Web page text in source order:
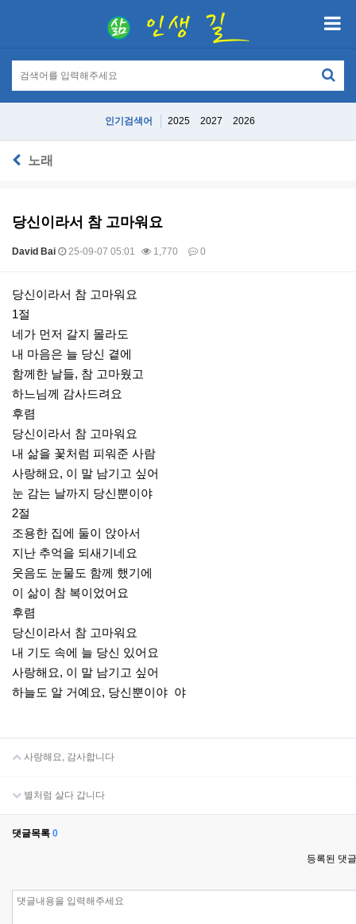
인기검색어 2025 2027 2026
노래
당신이라서 참 고마워요
David Bai 25-09-07 05:01 1,770 0
본문
당신이라서 참 고마워요
1절
네가 먼저 갈지 몰라도
내 마음은 늘 당신 곁에
함께한 날들, 참 고마웠고
하느님께 감사드려요
후렴
당신이라서 참 고마워요
내 삶을 꽃처럼 피워준 사람
사랑해요, 이 말 남기고 싶어
눈 감는 날까지 당신뿐이야
2절
조용한 집에 둘이 앉아서
지난 추억을 되새기네요
웃음도 눈물도 함께 했기에
이 삶이 참 복이었어요
후렴
당신이라서 참 고마워요
내 기도 속에 늘 당신 있어요
사랑해요, 이 말 남기고 싶어
하늘도 알 거예요, 당신뿐이야 야
사랑해요, 감사합니다
별처럼 살다 갑니다
댓글목록 0
등록된 댓